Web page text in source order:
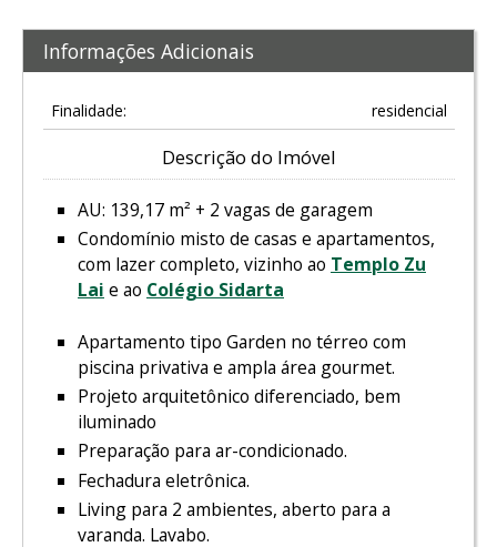
Informações Adicionais
Finalidade: residencial
Descrição do Imóvel
AU: 139,17 m² + 2 vagas de garagem
Condomínio misto de casas e apartamentos,
com lazer completo, vizinho ao Templo Zu
Lai e ao Colégio Sidarta
Apartamento tipo Garden no térreo com
piscina privativa e ampla área gourmet.
Projeto arquitetônico diferenciado, bem
iluminado
Preparação para ar-condicionado.
Fechadura eletrônica.
Living para 2 ambientes, aberto para a
varanda. Lavabo.